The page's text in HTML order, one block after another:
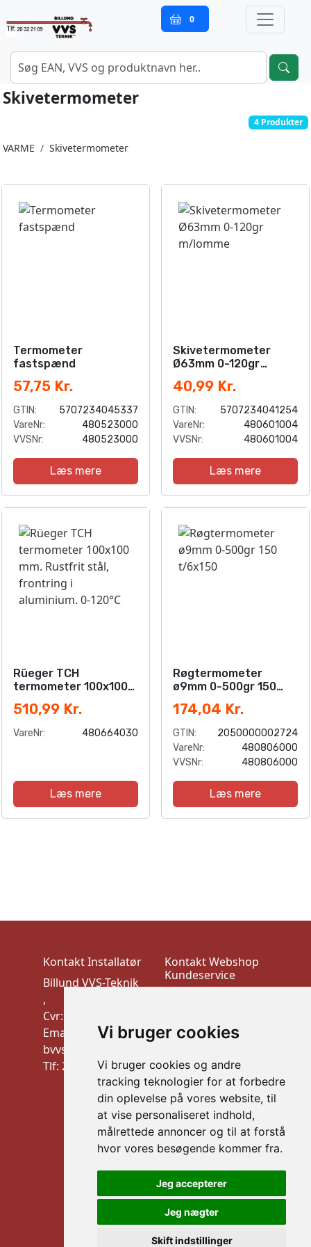
Vi bruger cookies
Vi bruger cookies og andre
tracking teknologier for at forbedre
din oplevelse på vores website, til
at vise personaliseret indhold,
målrettede annoncer og til at forstå
hvor vores besøgende kommer fra.
Jeg accepterer
Jeg nægter
Skift indstillinger
0
Skivetermometer
4 Produkter
VARME Skivetermometer
Termometer
fastspænd
57,75 Kr.
GTIN:
5707234045337
VareNr:
480523000
VVSNr:
480523000
Læs mere
Skivetermometer
Ø63mm 0-120gr
40,99 Kr.
GTIN:
5707234041254
VareNr:
480601004
VVSNr:
480601004
Læs mere
Rüeger TCH
termometer 100x100
frontring i aluminium.
0-120°C
510,99 Kr.
VareNr: 480664030
Læs mere
Røgtermometer
ø9mm 0-500gr 150
174,04 Kr.
GTIN:
2050000002724
VareNr:
480806000
VVSNr:
480806000
Læs mere
Kontakt Installatør
Billund VVS-Teknik
,
Cvr: 10910900
Email:
bvvstek@gmail.com
Tlf: 20 32 21 09
Kontakt Webshop
Kundeservice
Struer
mail: info@vek.dk
TLF: Al henvendelse
via mail
Information
Handelsbetingelser
B2B LOGIN
Sikker betaling